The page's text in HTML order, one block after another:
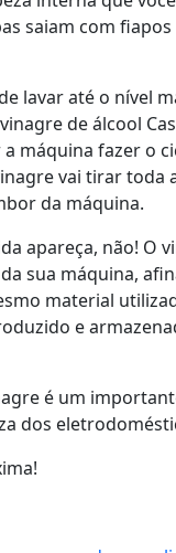
saiam com
lavar até o nível
de álcool
máquina fazer o
vai tirar toda
da máquina.
apareça, não! O
sua máquina,
material
e
é um
dos